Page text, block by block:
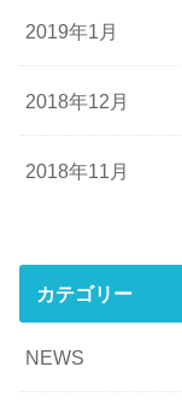
2019年1月
2018年12月
2018年11月
カテゴリー
NEWS